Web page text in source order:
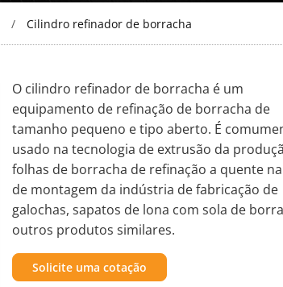
Cilindro refinador de borracha
O cilindro refinador de borracha é um
equipamento de refinação de borracha de
tamanho pequeno e tipo aberto. É
usado na tecnologia de extrusão da
folhas de borracha de refinação a quente
de montagem da indústria de fabricação de
galochas, sapatos de lona com sola de
outros produtos similares.
Solicite uma cotação